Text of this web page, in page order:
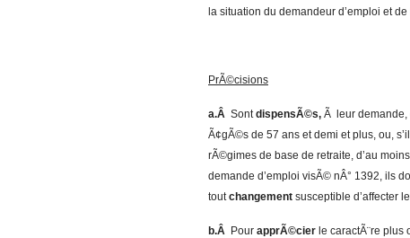
la situation du demandeur d’emploi et
PrÃ©cisions
a.Â SontdispensÃ©s, Ã leur demande,
Ã¢gÃ©s de 57 ans et demi et plus, ou,
rÃ©gimes de base de retraite, d’au
demande d’emploi visÃ© nÂ° 1392, ils
toutchangement susceptible d’affecter
b.Â Pour apprÃ©cier le caractÃ¨re